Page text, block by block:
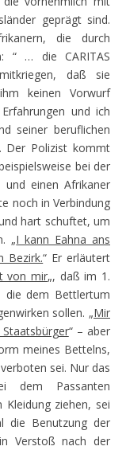
geprägt sind.
die durch
“ … die CARITAS
daß sie
keinen Vorwurf
und ich
seiner beruflichen
Der Polizist kommt
bei der
und einen Afrikaner
noch in Verbindung
hart schuftet, um
„I kann Eahna ans
Bezirk.“ Er erläutert
von mir„, daß im 1.
die dem Bettlertum
sollen. „Mir
“ – aber
meines Bettelns,
sei. Nur das
dem Passanten
ziehen, sei
die Benutzung der
Verstoß nach der